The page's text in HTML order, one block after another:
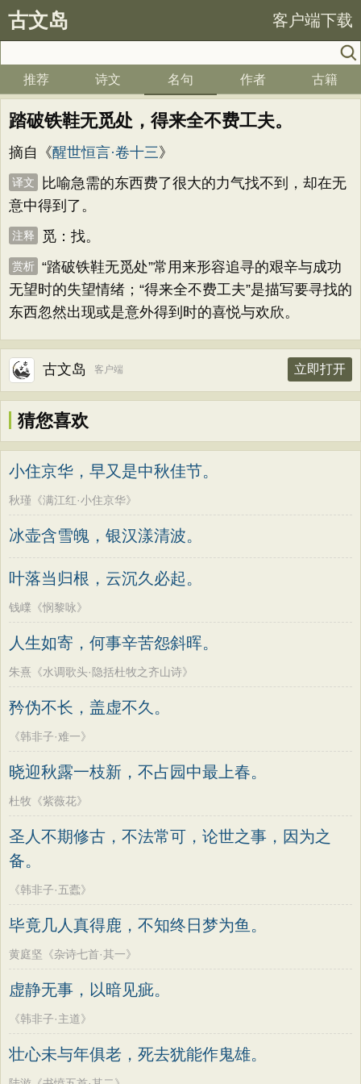
古文岛 客户端下载
推荐 诗文 名句 作者 古籍
踏破铁鞋无觅处，得来全不费工夫。
摘自《醒世恒言·卷十三》
译文
比喻急需的东西费了很大的力气找不到，却在无
意中得到了。
注释 觅：找。
赏析 “踏破铁鞋无觅处”常用来形容追寻的艰辛与成功
无望时的失望情绪；“得来全不费工夫”是描写要寻找的
东西忽然出现或是意外得到时的喜悦与欢欣。
古文岛 客户端 立即打开
猜您喜欢
小住京华，早又是中秋佳节。
秋瑾《满江红·小住京华》
冰壶含雪魄，银汉漾清波。
叶落当归根，云沉久必起。
钱嶫《悯黎咏》
人生如寄，何事辛苦怨斜晖。
朱熹《水调歌头·隐括杜牧之齐山诗》
矜伪不长，盖虚不久。
《韩非子·难一》
晓迎秋露一枝新，不占园中最上春。
杜牧《紫薇花》
圣人不期修古，不法常可，论世之事，因为之
备。
《韩非子·五蠹》
毕竟几人真得鹿，不知终日梦为鱼。
黄庭坚《杂诗七首·其一》
虚静无事，以暗见疵。
《韩非子·主道》
壮心未与年俱老，死去犹能作鬼雄。